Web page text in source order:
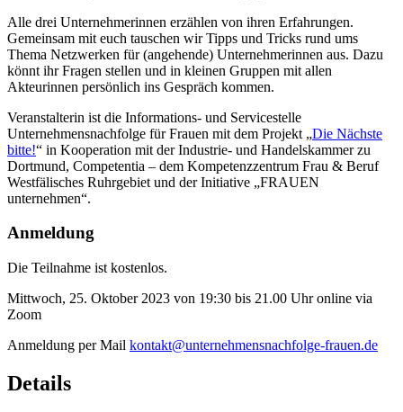
Alle drei Unternehmerinnen erzählen von ihren Erfahrungen.
Gemeinsam mit euch tauschen wir Tipps und Tricks rund ums
Thema Netzwerken für (angehende) Unternehmerinnen aus. Dazu
könnt ihr Fragen stellen und in kleinen Gruppen mit allen
Akteurinnen persönlich ins Gespräch kommen.
Veranstalterin ist die Informations- und Servicestelle
Unternehmensnachfolge für Frauen mit dem Projekt „Die Nächste
bitte!“ in Kooperation mit der Industrie- und Handelskammer zu
Dortmund, Competentia – dem Kompetenzzentrum Frau & Beruf
Westfälisches Ruhrgebiet und der Initiative „FRAUEN
unternehmen“.
Anmeldung
Die Teilnahme ist kostenlos.
Mittwoch, 25. Oktober 2023 von 19:30 bis 21.00 Uhr online via
Zoom
Anmeldung per Mail kontakt@unternehmensnachfolge-frauen.de
Details